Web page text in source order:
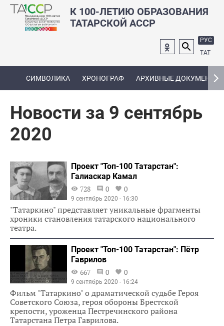
К 100-ЛЕТИЮ ОБРАЗОВАНИЯ
ТАТАРСКОЙ АССР
РУС
ТАТ
СИМВОЛИКА ХРОНОГРАФ АРХИВНЫЕ ДОКУМЕНТЫ
Новости за 9 сентябрь
2020
Проект "Топ-100 Татарстан":
Галиаскар Камал
728
0 0
9 сентябрь 2020 - 16:30
"Татаркино" представляет уникальные фрагменты
хроники становления татарского национального
театра.
Проект "Топ-100 Татарстан": Пётр
Гаврилов
667
0 0
9 сентябрь 2020 - 16:24
Фильм "Татаркино" о драматической судьбе Героя
Советского Союза, героя обороны Брестской
крепости, уроженца Пестречинского района
Татарстана Петра Гаврилова.